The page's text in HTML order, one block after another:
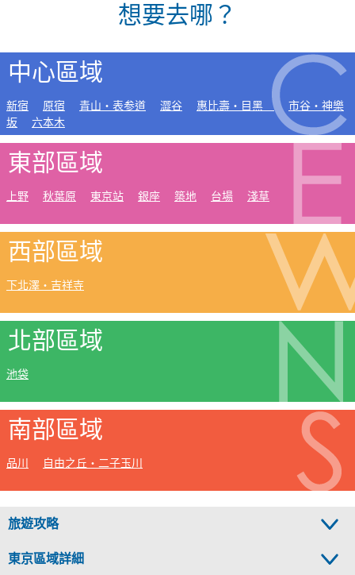
想要去哪？
中心區域
新宿 原宿 青山・表参道 澀谷 惠比壽・目黑
市谷・神樂
坂
六本木
東部區域
上野 秋葉原 東京站 銀座 築地 台場 淺草
西部區域
下北澤・吉祥寺
北部區域
池袋
南部區域
品川 自由之丘・二子玉川
旅遊攻略
東京區域詳細